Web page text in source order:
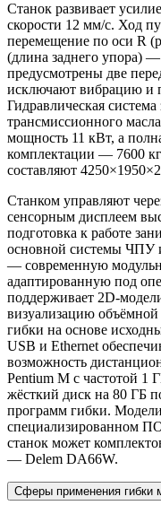
Станок развивает
скорости 12 мм/с. Ход
перемещение по оси R
(длина заднего упора)
предусмотрены две
исключают вибрацию и
Гидравлическая
трансмиссионного
мощность 11 кВт, а
комплектации — 7600
составляют
Станком управляют
сенсорным дисплеем
подготовка к работе
основной системы ЧПУ
— современную
адаптированную под
поддерживает 2D-
визуализацию объёмной
гибки на основе
USB и Ethernet
возможность
Pentium M с частотой 1
жёсткий диск на 80 ГБ
программ гибки.
специализированном
станок может
— Delem DA66W.
Сферы применения гибки